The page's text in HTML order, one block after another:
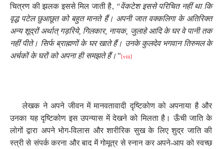
चित्रण की झलक इससे मिल जाती है, “वेंकटेश इससे परिचित नहीं था कि
वृद्ध पटेल छुआछूत को बहुत मानते हैं। अपनी जात वक्कलिगा के अतिरिक्त
अन्य शूद्रों अर्थात् गड़रिये, गिलकार, नायक, जुलाहे आदि के घर वे पानी तक
नहीं पीते। सिर्फ ब्राह्मणों के घर खाते हैं। उनके कुलदेव भगवान तिरुमल के
अर्चकों के घरों को अपना ही समझते हैं।”[viii]
लेखक ने अपने जीवन में मानवतावादी दृष्टिकोण को अपनाया है और
उनका यह दृष्टिकोण इस उपन्यास में देखने को मिलता है। ऊँची जाति के
लोगों द्वारा अपने भोग-विलास और शारीरिक सुख के लिए शुद्र जाति की
स्त्री से संपर्क करना और बाद में गोमूत्र से स्नान कर अपने-आप को स्वच्छ